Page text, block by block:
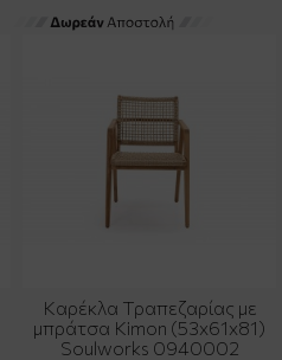
Καρέκλα Τραπεζαρίας με
μπράτσα Kimon (53x61x81)
Soulworks 0940002